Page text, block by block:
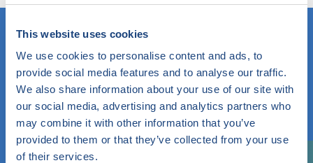
This website uses cookies
We use cookies to personalise content and ads, to
provide social media features and to analyse our traffic.
We also share information about your use of our site with
our social media, advertising and analytics partners who
may combine it with other information that you’ve
provided to them or that they’ve collected from your use
of their services.
Weet u wat u zoekt? Gebruik dan dit veld.
OF
Kies een onderwerp